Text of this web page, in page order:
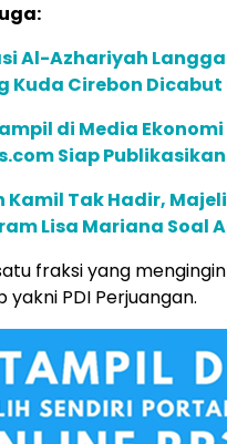
Al-Azhariyah
Kuda Cirebon Dicabut
di Media
Siap
Kamil Tak Hadir,
Lisa Mariana Soal
fraksi yang
PDI Perjuangan.